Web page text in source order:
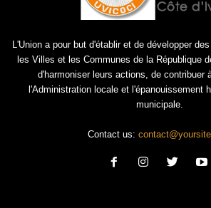
L'Union a pour but d'établir et de développer
les Villes et les Communes de la République
d'harmoniser leurs actions, de contribuer
l'Administration locale et l'épanouissement
municipale.
Contact us: